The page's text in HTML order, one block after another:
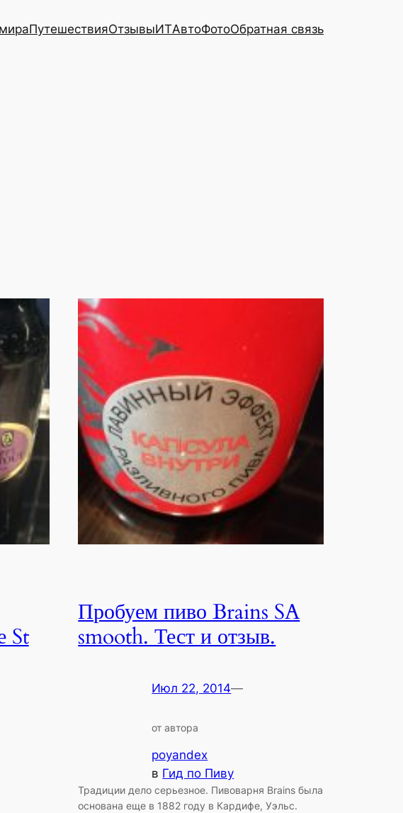
ПутешествияОтзывыИТАвтоФотоОбратная связь
St
Пробуем пиво Brains SA
smooth. Тест и отзыв.
Июл 22, 2014—
от автора
poyandex
в Гид по Пиву
Традиции дело серьезное. Пивоварня Brains была
основана еще в 1882 году в Кардифе, Уэльс.